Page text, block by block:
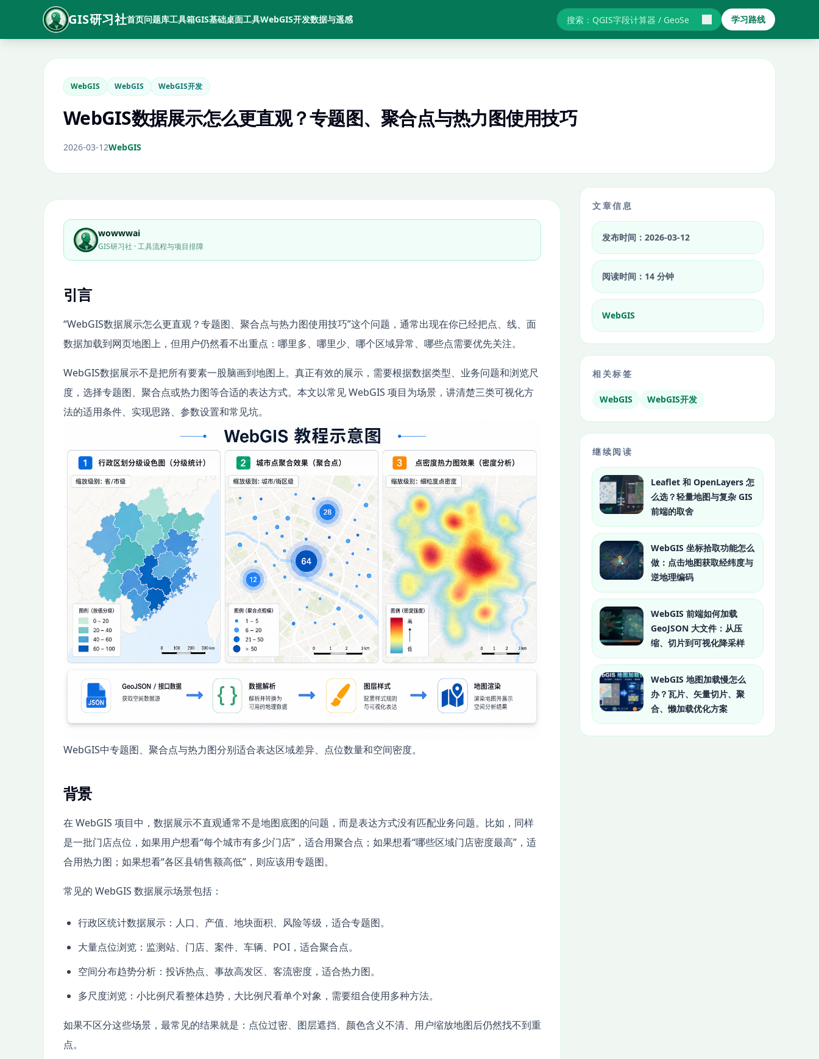
GIS研习社首页问题库工具箱GIS基础桌面工具WebGIS开发数据与遥感 搜索GIS教程与报错 学习路线
WebGIS WebGIS WebGIS开发
WebGIS数据展示怎么更直观？专题图、聚合点与热力图使用技巧
2026-03-12WebGIS
wowwwai
GIS研习社 · 工具流程与项目排障
引言
“WebGIS数据展示怎么更直观？专题图、聚合点与热力图使用技巧”这个问题，通常出现在你已经把点、线、面
数据加载到网页地图上，但用户仍然看不出重点：哪里多、哪里少、哪个区域异常、哪些点需要优先关注。
WebGIS数据展示不是把所有要素一股脑画到地图上。真正有效的展示，需要根据数据类型、业务问题和浏览尺
度，选择专题图、聚合点或热力图等合适的表达方式。本文以常见 WebGIS 项目为场景，讲清楚三类可视化方
法的适用条件、实现思路、参数设置和常见坑。
WebGIS中专题图、聚合点与热力图分别适合表达区域差异、点位数量和空间密度。
背景
在 WebGIS 项目中，数据展示不直观通常不是地图底图的问题，而是表达方式没有匹配业务问题。比如，同样
是一批门店点位，如果用户想看“每个城市有多少门店”，适合用聚合点；如果想看“哪些区域门店密度最高”，适
合用热力图；如果想看“各区县销售额高低”，则应该用专题图。
常见的 WebGIS 数据展示场景包括：
行政区统计数据展示：人口、产值、地块面积、风险等级，适合专题图。
大量点位浏览：监测站、门店、案件、车辆、POI，适合聚合点。
空间分布趋势分析：投诉热点、事故高发区、客流密度，适合热力图。
多尺度浏览：小比例尺看整体趋势，大比例尺看单个对象，需要组合使用多种方法。
如果不区分这些场景，最常见的结果就是：点位过密、图层遮挡、颜色含义不清、用户缩放地图后仍然找不到重
点。
文章信息
发布时间：2026-03-12
阅读时间：14 分钟
WebGIS
相关标签
WebGIS WebGIS开发
继续阅读
Leaflet 和 OpenLayers 怎
么选？轻量地图与复杂 GIS
前端的取舍
WebGIS 坐标拾取功能怎么
做：点击地图获取经纬度与
逆地理编码
WebGIS 前端如何加载
GeoJSON 大文件：从压
缩、切片到可视化降采样
WebGIS 地图加载慢怎么
办？瓦片、矢量切片、聚
合、懒加载优化方案